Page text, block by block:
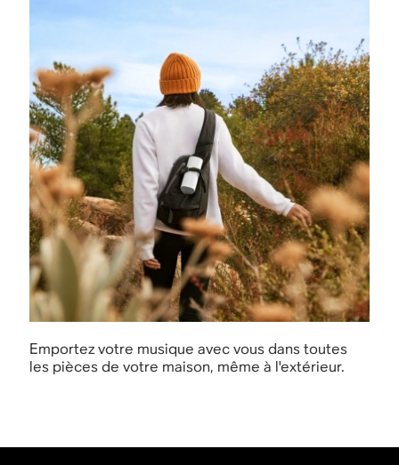
Emportez votre musique avec vous dans toutes
les pièces de votre maison, même à l'extérieur.